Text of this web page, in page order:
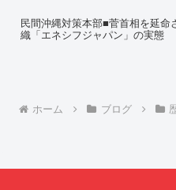
民間沖縄対策本部■菅首相を延命
織「エネシフジャパン」の実態
ホーム ブログ